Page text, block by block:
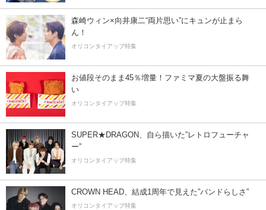
森崎ウィン×向井康二“両片思い”にキュンが止まら
ん！
オリコンタイアップ特集
お値段そのまま45％増量！ファミマ夏の大盤振る舞
い
オリコンタイアップ特集
SUPER★DRAGON、自ら描いた”レトロフューチャ
ー”
オリコンタイアップ特集
CROWN HEAD、結成1周年で見えた”バンドらしさ”
オリコンタイアップ特集